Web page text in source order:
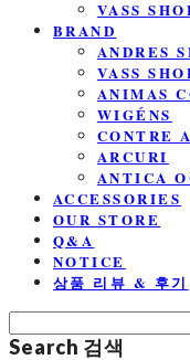
VASS
BRAND
ANDRES
VASS
ANIMAS
WIGÉNS
CONTRE
ARCURI
ANTICA
ACCESSORIES
OUR STORE
Q&A
NOTICE
상품 리뷰 & 후기
Search 검색